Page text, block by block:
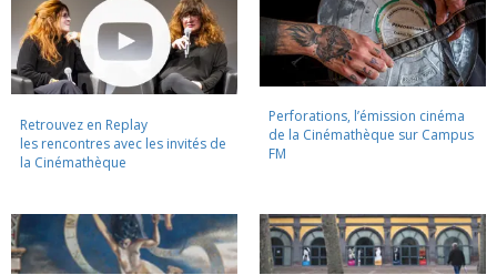
Retrouvez en Replay
les rencontres avec les invités de
la Cinémathèque
Perforations, l’émission cinéma
de la Cinémathèque sur Campus
FM